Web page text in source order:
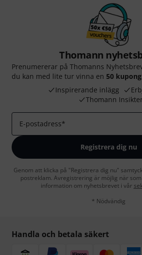
Thomann
Prenumererar på Thomanns
du kan med lite tur vinna en 50 kupong
Inspirerande inlägg
Thomann
E-postadress*
Registrera dig nu
Genom att klicka på "Registrera dig nu"
postreklam. Avregistrering är möjlig när
information om nyhetsbrevet i vår
* Nödvändig
Handla och betala säkert